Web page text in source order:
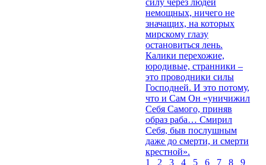
немощных, ничего не
значащих, на которых
мирскому глазу
остановиться лень.
Калики перехожие,
юродивые, странники –
это проводники силы
Господней. И это потому,
что и Сам Он «уничижил
Себя Самого, приняв
образ раба… Смирил
Себя, быв послушным
даже до смерти, и смерти
крестной».
1
2 3 4 5 6 7 8
9